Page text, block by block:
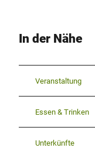
In der Nähe
Veranstaltung
Essen & Trinken
Unterkünfte